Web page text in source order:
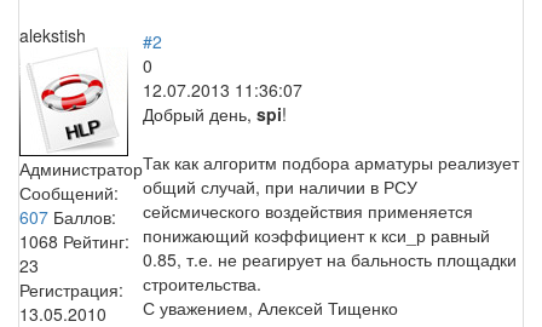
alekstish
Администратор
Сообщений:
607 Баллов:
1068 Рейтинг:
23
Регистрация:
13.05.2010
#2
0
12.07.2013 11:36:07
Добрый день, spi!
Так как алгоритм подбора арматуры реализует
общий случай, при наличии в РСУ
сейсмического воздействия применяется
понижающий коэффициент к кси_р равный
0.85, т.е. не реагирует на бальность площадки
строительства.
С уважением, Алексей Тищенко